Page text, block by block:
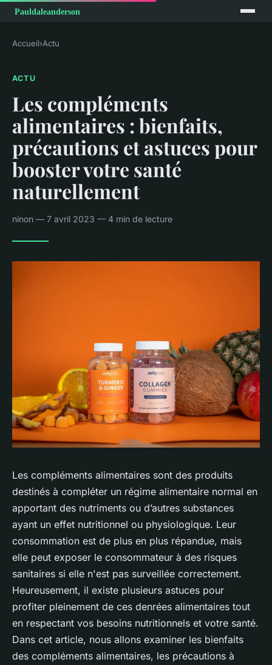
Accueil›Actu
ACTU
Les compléments
alimentaires : bienfaits,
précautions et astuces pour
booster votre santé
naturellement
ninon — 7 avril 2023 — 4 min de lecture
Les compléments alimentaires sont des produits
destinés à compléter un régime alimentaire normal en
apportant des nutriments ou d’autres substances
ayant un effet nutritionnel ou physiologique. Leur
consommation est de plus en plus répandue, mais
elle peut exposer le consommateur à des risques
sanitaires si elle n'est pas surveillée correctement.
Heureusement, il existe plusieurs astuces pour
profiter pleinement de ces denrées alimentaires tout
en respectant vos besoins nutritionnels et votre santé.
Dans cet article, nous allons examiner les bienfaits
des compléments alimentaires, les précautions à